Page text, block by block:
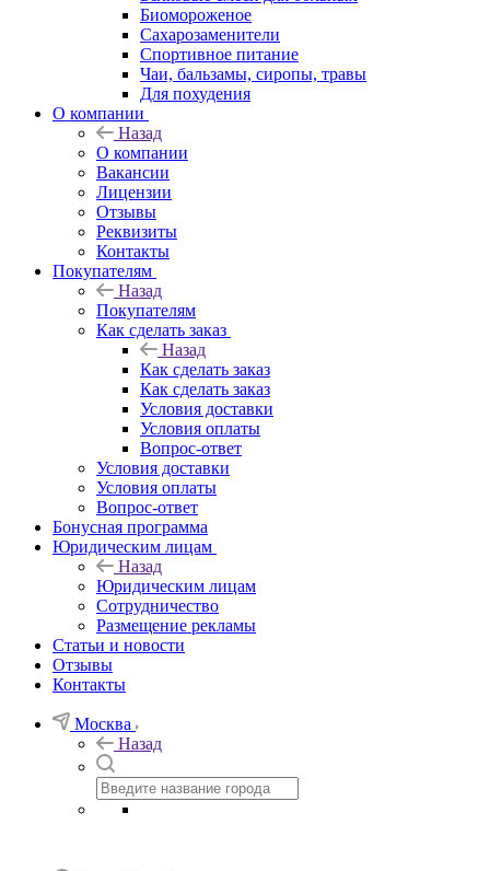
Биомороженое
Сахарозаменители
Спортивное питание
Чаи, бальзамы, сиропы, травы
Для похудения
О компании
Назад
О компании
Вакансии
Лицензии
Отзывы
Реквизиты
Контакты
Покупателям
Назад
Покупателям
Как сделать заказ
Назад
Как сделать заказ
Как сделать заказ
Условия доставки
Условия оплаты
Вопрос-ответ
Условия доставки
Условия оплаты
Вопрос-ответ
Бонусная программа
Юридическим лицам
Назад
Юридическим лицам
Сотрудничество
Размещение рекламы
Статьи и новости
Отзывы
Контакты
Москва
Назад